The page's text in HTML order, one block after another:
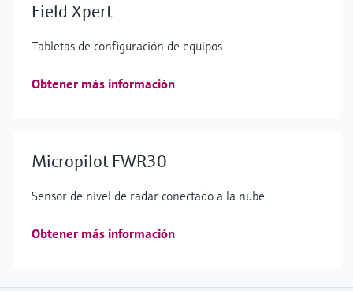
Field Xpert
Tabletas de configuración de equipos
Obtener más información
Micropilot FWR30
Sensor de nivel de radar conectado a la nube
Obtener más información